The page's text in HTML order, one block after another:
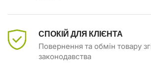
СПОКІЙ ДЛЯ КЛІЄНТА
Повернення та обмін товару
законодавства